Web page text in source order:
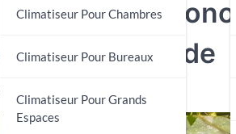
Climatiseur Pour Chambres
Climatiseur Pour Bureaux
Climatiseur Pour Grands
Espaces
et
: le guide